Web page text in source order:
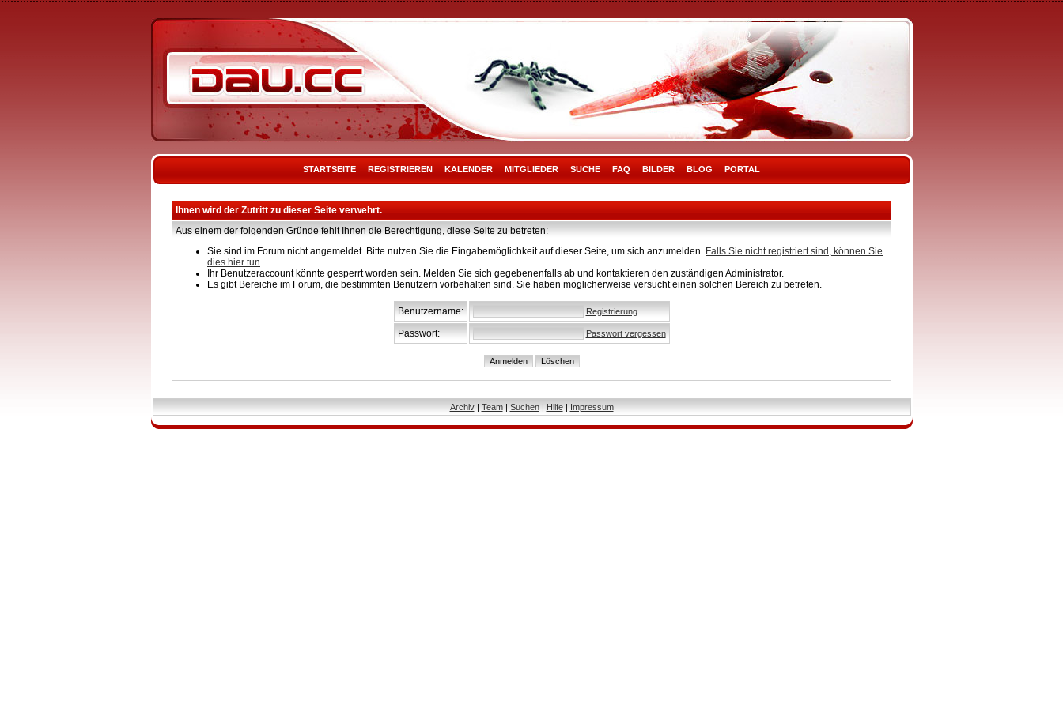
STARTSEITE REGISTRIEREN KALENDER MITGLIEDER SUCHE FAQ BILDER BLOG PORTAL
Ihnen wird der Zutritt zu dieser Seite verwehrt.
Aus einem der folgenden Gründe fehlt Ihnen die Berechtigung, diese Seite zu betreten:
Sie sind im Forum nicht angemeldet. Bitte nutzen Sie die Eingabemöglichkeit auf dieser Seite, um sich anzumelden. Falls Sie nicht registriert sind, können Sie
dies hier tun.
Ihr Benutzeraccount könnte gesperrt worden sein. Melden Sie sich gegebenenfalls ab und kontaktieren den zuständigen Administrator.
Es gibt Bereiche im Forum, die bestimmten Benutzern vorbehalten sind. Sie haben möglicherweise versucht einen solchen Bereich zu betreten.
Benutzername: Registrierung
Passwort: Passwort vergessen
Archiv| Team| Suchen| Hilfe| Impressum